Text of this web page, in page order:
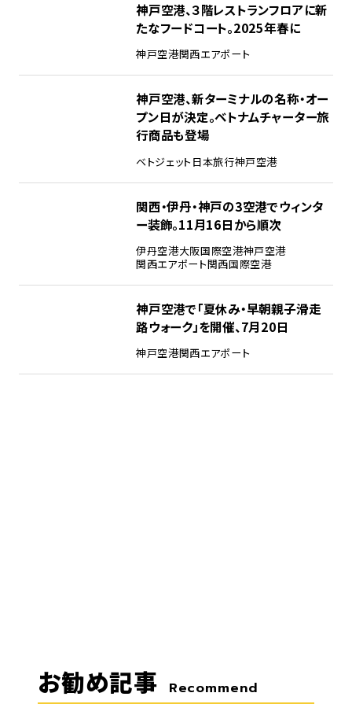
神戸空港、３階レストランフロアに新
たなフードコート。2025年春に
神戸空港関西エアポート
神戸空港、新ターミナルの名称・オー
プン日が決定。ベトナムチャーター旅
行商品も登場
ベトジェット 日本旅行神戸空港
関西・伊丹・神戸の3空港でウィンタ
ー装飾。11月16日から順次
伊丹空港大阪国際空港神戸空港
関西エアポート関西国際空港
神戸空港で「夏休み・早朝親子滑走
路ウォーク」を開催、7月20日
神戸空港関西エアポート
お勧め記事 Recommend